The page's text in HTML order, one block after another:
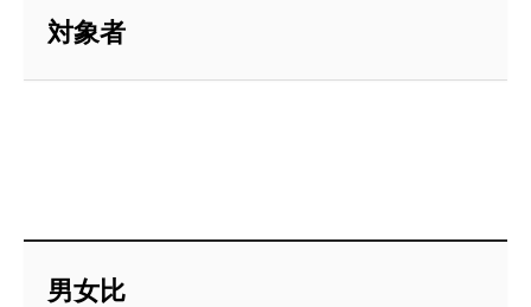
対象者
男女比